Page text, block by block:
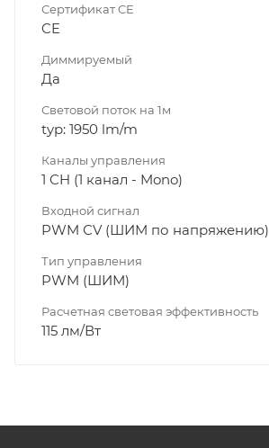
Сертификат CE
CE
Диммируeмый
Да
Световой поток на 1м
typ: 1950 lm/m
Каналы управления
1 CH (1 канал - Mono)
Входной сигнал
PWM СV (ШИМ по напряжению)
Тип управления
PWM (ШИМ)
Расчетная световая эффективность
115 лм/Вт